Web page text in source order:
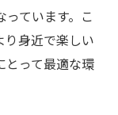
ています。こ
り身近で楽しい
とって最適な環